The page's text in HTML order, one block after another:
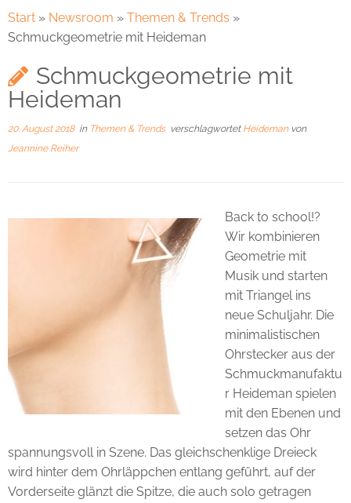
Start » Newsroom » Themen & Trends »
Schmuckgeometrie mit Heideman
Schmuckgeometrie mit
Heideman
20. August 2018in Themen & Trends verschlagwortet Heideman von
Jeannine Reiher
Back to school!?
Wir kombinieren
Geometrie mit
Musik und starten
mit Triangel ins
neue Schuljahr. Die
minimalistischen
Ohrstecker aus der
Schmuckmanufaktu
r Heideman spielen
mit den Ebenen und
setzen das Ohr
spannungsvoll in Szene. Das gleichschenklige Dreieck
wird hinter dem Ohrläppchen entlang geführt, auf der
Vorderseite glänzt die Spitze, die auch solo getragen